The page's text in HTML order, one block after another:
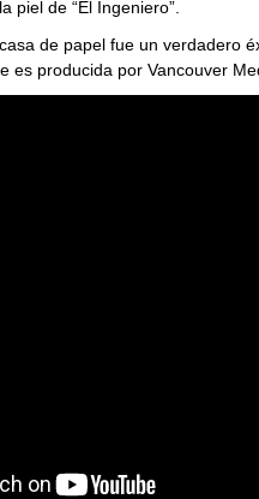
piel de “El Ingeniero”.
de papel fue un verdadero
es producida por Vancouver